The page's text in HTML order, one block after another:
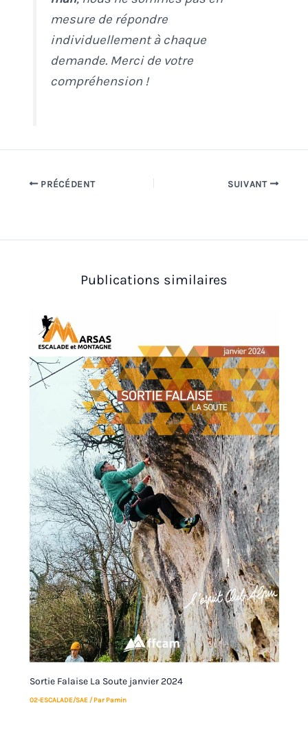
mesure de répondre
individuellement à chaque
demande. Merci de votre
compréhension !
PRÉCÉDENT SUIVANT
Publications similaires
Sortie Falaise La Soute janvier 2024
02-ESCALADE/SAE/ Par Pamin